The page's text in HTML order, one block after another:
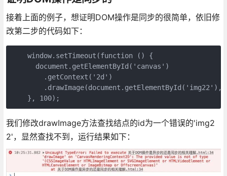
接着上面的例子，想证明DOM操作是同步的很简单，依旧修
改第二步的代码如下：
    window.setTimeout(function () {
      document.getElementById('canvas')
        .getContext('2d')
.drawImage(document.getElementById('img22'),
    }, 100);
我们修改drawImage方法查找结点的id为一个错误的'img2
2'，显然查找不到，运行结果如下：